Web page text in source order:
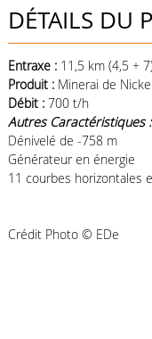
DÉTAILS DU
Entraxe : 11,5 km (4,5 +
Produit : Minerai de
Débit : 700 t/h
Autres Caractéristiques :
Dénivelé de -758 m
Générateur en énergie
11 courbes horizontales
Crédit Photo © EDe